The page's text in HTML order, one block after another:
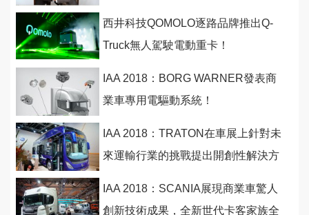
西井科技QOMOLO逐路品牌推出Q-
Truck無人駕駛電動重卡！
IAA 2018：BORG WARNER發表商
業車專用電驅動系統！
IAA 2018：TRATON在車展上針對未
來運輸行業的挑戰提出開創性解決方
IAA 2018：SCANIA展現商業車驚人
創新技術成果，全新世代卡客家族全